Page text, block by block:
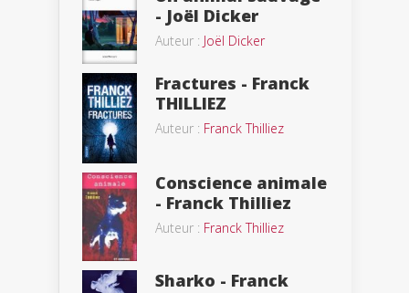
- Joël Dicker
Auteur : Joël Dicker
Fractures - Franck
THILLIEZ
Auteur : Franck Thilliez
Conscience animale
- Franck Thilliez
Auteur : Franck Thilliez
Sharko - Franck